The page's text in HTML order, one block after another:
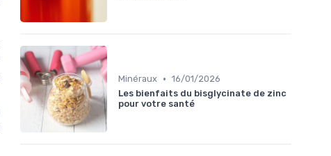
Minéraux • 16/01/2026
Les bienfaits du bisglycinate de zinc
pour votre santé